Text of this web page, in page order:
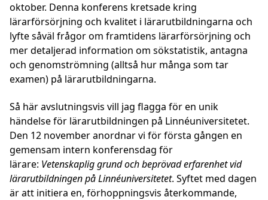
oktober. Denna konferens kretsade kring
lärarförsörjning och kvalitet i lärarutbildningarna och
lyfte såväl frågor om framtidens lärarförsörjning och
mer detaljerad information om sökstatistik, antagna
och genomströmning (alltså hur många som tar
examen) på lärarutbildningarna.
Så här avslutningsvis vill jag flagga för en unik
händelse för lärarutbildningen på Linnéuniversitetet.
Den 12 november anordnar vi för första gången en
gemensam intern konferensdag för
lärare: Vetenskaplig grund och beprövad erfarenhet vid
lärarutbildningen på Linnéuniversitetet. Syftet med dagen
är att initiera en, förhoppningsvis återkommande,